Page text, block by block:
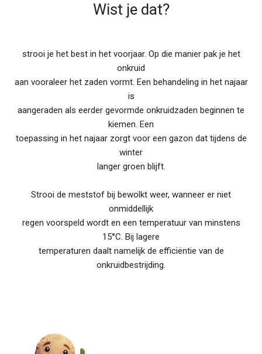
Wist je dat?
strooi je het best in het voorjaar. Op die manier pak je het
onkruid
aan vooraleer het zaden vormt. Een behandeling in het najaar
is
aangeraden als eerder gevormde onkruidzaden beginnen te
kiemen. Een
toepassing in het najaar zorgt voor een gazon dat tijdens de
winter
langer groen blijft.
Strooi de meststof bij bewolkt weer, wanneer er niet
onmiddellijk
regen voorspeld wordt en een temperatuur van minstens
15°C. Bij lagere
temperaturen daalt namelijk de efficiëntie van de
onkruidbestrijding.